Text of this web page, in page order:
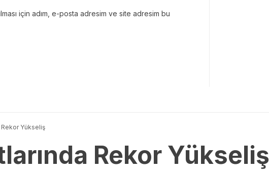
için adım, e-posta adresim ve site adresim bu
Rekor Yükseliş
Rekor Yükseliş